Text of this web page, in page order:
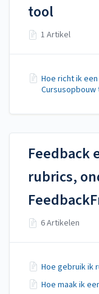
tool
1 Artikel
Hoe richt ik
Cursusopbouw
Feedback
rubrics,
6 Artikelen
Hoe gebruik ik
Hoe maak ik